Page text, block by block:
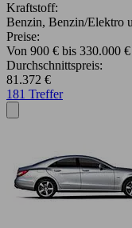
Kraftstoff:
Benzin, Benzin/Elektro
Preise:
Von 900 € bis 330.000 €
Durchschnittspreis:
81.372 €
181 Treffer